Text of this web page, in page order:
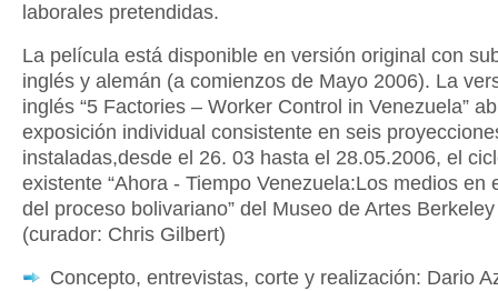
laborales pretendidas.
La película está disponible en versión original con
inglés y alemán (a comienzos de Mayo 2006). La
inglés “5 Factories – Worker Control in Venezuela”
exposición individual consistente en seis
instaladas,desde el 26. 03 hasta el 28.05.2006, el
existente “Ahora - Tiempo Venezuela:Los medios en
del proceso bolivariano” del Museo de Artes
(curador: Chris Gilbert)
Concepto, entrevistas, corte y realización: Dario